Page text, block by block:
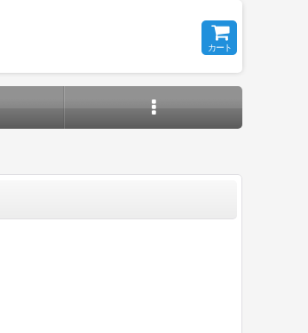
カート